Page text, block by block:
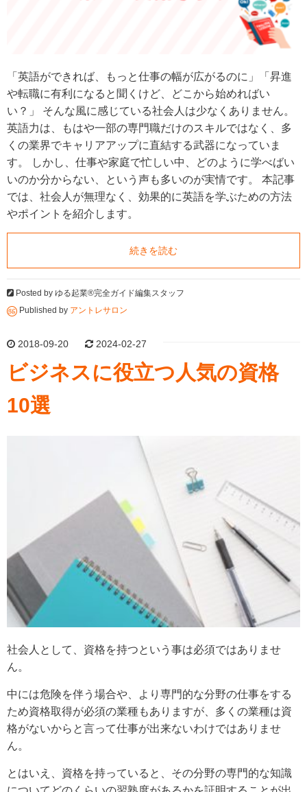
「英語ができれば、もっと仕事の幅が広がるのに」「昇進
や転職に有利になると聞くけど、どこから始めればい
い？」 そんな風に感じている社会人は少なくありません。
英語力は、もはや一部の専門職だけのスキルではなく、多
くの業界でキャリアアップに直結する武器になっていま
す。 しかし、仕事や家庭で忙しい中、どのように学べばい
いのか分からない、という声も多いのが実情です。 本記事
では、社会人が無理なく、効果的に英語を学ぶための方法
やポイントを紹介します。
続きを読む
Posted by ゆる起業®完全ガイド編集スタッフ
Published by アントレサロン
2018-09-20 2024-02-27
ビジネスに役立つ人気の資格
10選
社会人として、資格を持つという事は必須ではありませ
ん。
中には危険を伴う場合や、より専門的な分野の仕事をする
ため資格取得が必須の業種もありますが、多くの業種は資
格がないからと言って仕事が出来ないわけではありませ
ん。
とはいえ、資格を持っていると、その分野の専門的な知識